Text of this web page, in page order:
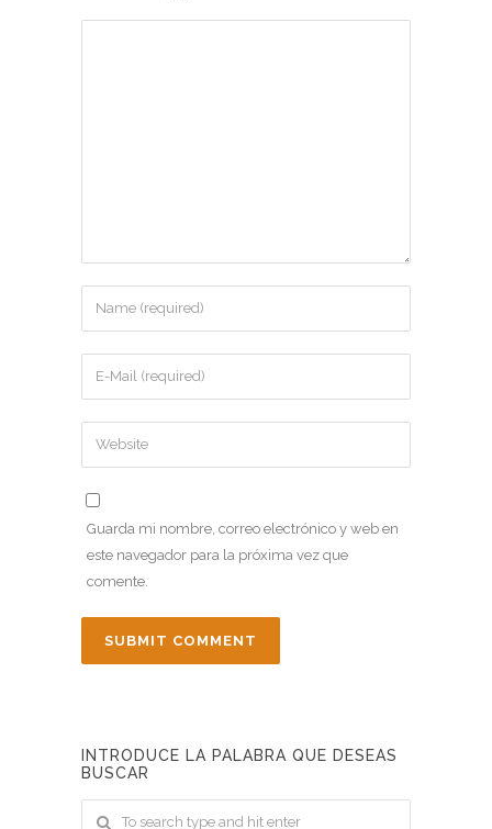
Guarda mi nombre, correo electrónico y web en
este navegador para la próxima vez que
comente.
INTRODUCE LA PALABRA QUE DESEAS
BUSCAR